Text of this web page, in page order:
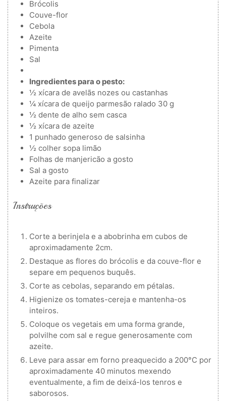
Brócolis
Couve-flor
Cebola
Azeite
Pimenta
Sal
Ingredientes para o pesto:
½ xícara de avelãs nozes ou castanhas
¼ xícara de queijo parmesão ralado 30 g
½ dente de alho sem casca
½ xícara de azeite
1 punhado generoso de salsinha
½ colher sopa limão
Folhas de manjericão a gosto
Sal a gosto
Azeite para finalizar
Instruções
Corte a berinjela e a abobrinha em cubos de
aproximadamente 2cm.
Destaque as flores do brócolis e da couve-flor e
separe em pequenos buquês.
Corte as cebolas, separando em pétalas.
Higienize os tomates-cereja e mantenha-os
inteiros.
Coloque os vegetais em uma forma grande,
polvilhe com sal e regue generosamente com
azeite.
Leve para assar em forno preaquecido a 200°C por
aproximadamente 40 minutos mexendo
eventualmente, a fim de deixá-los tenros e
saborosos.